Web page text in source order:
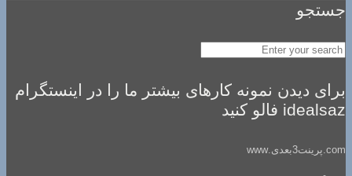
جستجو
برای دیدن نمونه کارهای بیشتر ما را در اینستگرام
idealsaz فالو کنید
com.پرینت3بعدی.www